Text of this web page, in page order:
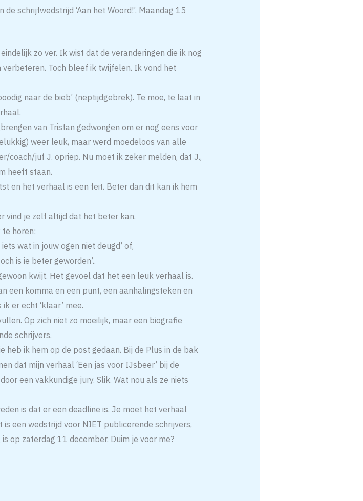
schrijfwedstrijd ‘Aan het Woord!’. Maandag 15
zo ver. Ik wist dat de veranderingen die ik nog
Toch bleef ik twijfelen. Ik vond het
naar de bieb’ (neptijdgebrek). Te moe, te laat in
van Tristan gedwongen om er nog eens voor
weer leuk, maar werd moedeloos van alle
coach/juf J. opriep. Nu moet ik zeker melden, dat J.,
heeft staan.
en het verhaal is een feit. Beter dan dit kan ik hem
vind je zelf altijd dat het beter kan.
te horen:
wat in jouw ogen niet deugd’ of,
is ie beter geworden’..
kwijt. Het gevoel dat het een leuk verhaal is.
een komma en een punt, een aanhalingsteken en
er echt ‘klaar’ mee.
Op zich niet zo moeilijk, maar een biografie
schrijvers.
heb ik hem op de post gedaan. Bij de Plus in de bak
dat mijn verhaal ‘Een jas voor IJsbeer’ bij de
een vakkundige jury. Slik. Wat nou als ze niets
is dat er een deadline is. Je moet het verhaal
een wedstrijd voor NIET publicerende schrijvers,
op zaterdag 11 december. Duim je voor me?